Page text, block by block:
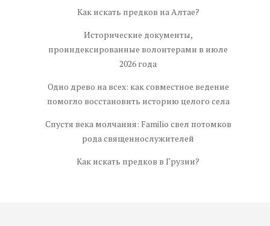
Как искать предков на Алтае?
Исторические документы,
проиндексированные волонтерами в июле
2026 года
Одно древо на всех: как совместное ведение
помогло восстановить историю целого села
Спустя века молчания: Familio свел потомков
рода священнослужителей
Как искать предков в Грузии?